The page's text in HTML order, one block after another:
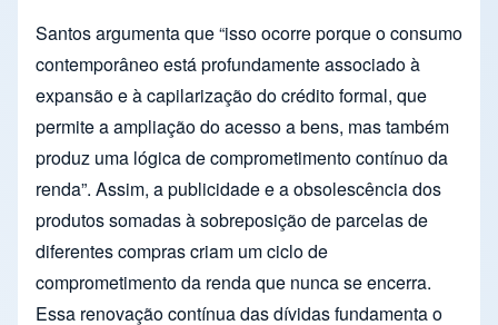
Santos argumenta que “isso ocorre porque o consumo
contemporâneo está profundamente associado à
expansão e à capilarização do crédito formal, que
permite a ampliação do acesso a bens, mas também
produz uma lógica de comprometimento contínuo da
renda”. Assim, a publicidade e a obsolescência dos
produtos somadas à sobreposição de parcelas de
diferentes compras criam um ciclo de
comprometimento da renda que nunca se encerra.
Essa renovação contínua das dívidas fundamenta o